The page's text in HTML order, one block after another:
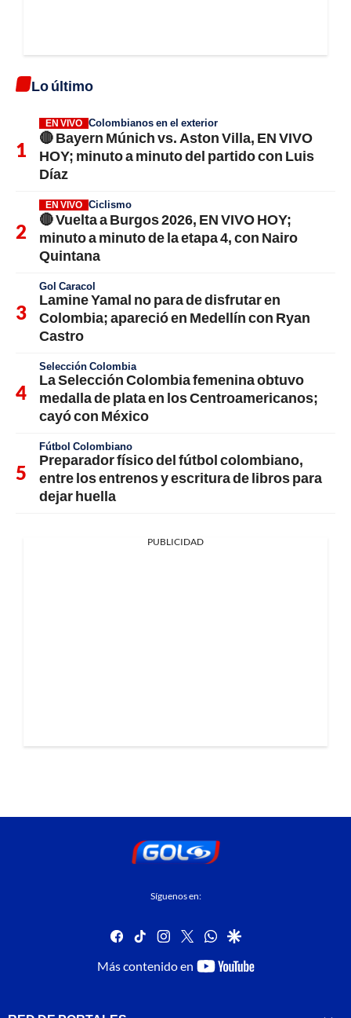
Lo último
EN VIVO Colombianos en el exterior
🔴 Bayern Múnich vs. Aston Villa, EN VIVO
HOY; minuto a minuto del partido con Luis
Díaz
EN VIVO Ciclismo
🔴 Vuelta a Burgos 2026, EN VIVO HOY;
minuto a minuto de la etapa 4, con Nairo
Quintana
Gol Caracol
Lamine Yamal no para de disfrutar en
Colombia; apareció en Medellín con Ryan
Castro
Selección Colombia
La Selección Colombia femenina obtuvo
medalla de plata en los Centroamericanos;
cayó con México
Fútbol Colombiano
Preparador físico del fútbol colombiano,
entre los entrenos y escritura de libros para
dejar huella
PUBLICIDAD
Síguenos en:
facebook
tiktok instagram
twitterwhatsapp
google
Más contenido en
youtube-